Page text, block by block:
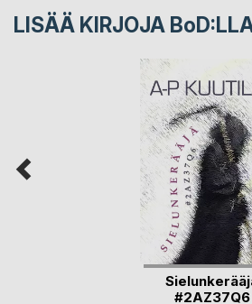
LISÄÄ KIRJOJA Bo
#2AZ37Q6